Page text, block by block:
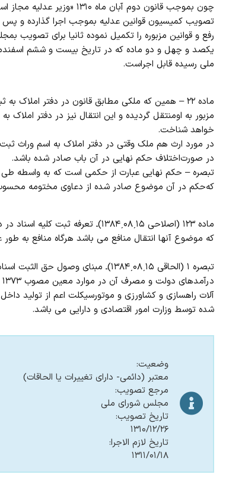
چون بموجب قانون دوم آبان
تصویب ‌کمیسیون قوانین عدلیه بموجب اجرا گذارده و
رفع و قوانین ‌مزبوره را تکمیل نموده ثانیا برای تصویب
یکصد و چهل و دو ‌ماده که در تاریخ بیست و ششم
ملی رسیده قابل ‌اجراست.
‌ماده ۲۲ – همین که ملکی مطابق قانون در دفتر
مزبور به او‌منتقل گردیده و این انتقال نیز در دفتر
خواهد شناخت.
‌در مورد ارث هم ملک وقتی در دفتر املاک به اسم وراث
در صورت‌اختلاف حکم نهایی در آن باب صادر شده باشد.
‌تبصره – حکم نهایی عبارت از حکمی است که به واسطه طی
که‌حکم در آن موضوع صادر شده از دعاوی مختومه
ماده ۱۲۳ (اصلاحی ۱۵ˏ۰۸ˏ۱۳۸۴)ـ تعرفه ثبت کلیه اسناد در دفاتر
که موضوع آنها انتقال منافع می باشد هرگاه منافع به
آلات راهسازی و کشاورزی و موتورسیکلت اعم از تولید
شده توسط وزارت امور اقتصادی و دارایی می باشد.
وضعیت:
معتبر (دائمی- دارای تغییرات یا الحاقات)
مرجع تصویب:
مجلس شورای ملی
تاریخ تصویب:
۱۳۱۰/۱۲/۲۶
تاریخ لازم الاجرا:
۱۳۱۱/۰۱/۱۸